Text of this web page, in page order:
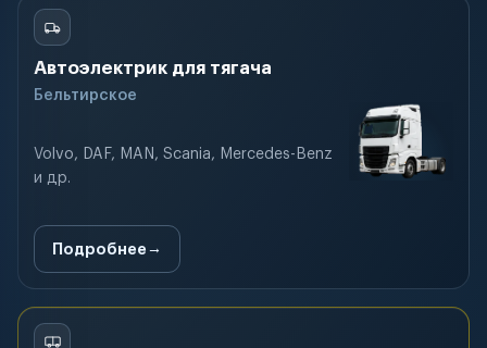
Автоэлектрик для тягача
Бельтирское
Volvo, DAF, MAN, Scania, Mercedes-Benz
и др.
Подробнее